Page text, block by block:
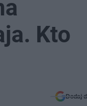
Kto
Dodaj